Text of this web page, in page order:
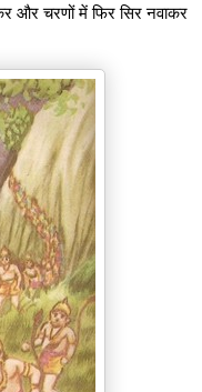
और चरणों में फिर सिर नवाकर